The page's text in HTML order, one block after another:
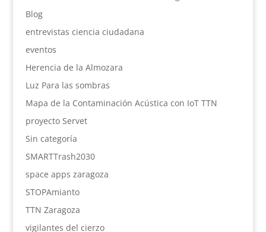
Blog
entrevistas ciencia ciudadana
eventos
Herencia de la Almozara
Luz Para las sombras
Mapa de la Contaminación Acústica con IoT TTN
proyecto Servet
Sin categoría
SMARTTrash2030
space apps zaragoza
STOPAmianto
TTN Zaragoza
vigilantes del cierzo